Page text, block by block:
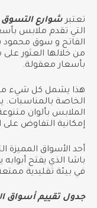
تعتبرشوارع
التي تقدم ملابس
الفاتح و سوق محمود
من خلالها العثور
بأسعار معقولة.
هذا يشمل كل شيء من
الخاصة بالمناسبات.
الملابس بألوان
إمكانية التفاوض
أحد الأسواق المميزة
باشا الذي يفتح
في بيئة تقليدية
جدول تقييم أسواق